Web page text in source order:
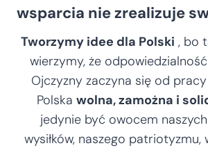
0
0
z
ł
d
o
1
D
wsparcia nie zrealizuje
Tworzymy idee dla Polski , bo
wierzymy, że
Ojczyzny zaczyna się od
Polska wolna, zamożna i
jedynie być owocem
wysiłków, naszego